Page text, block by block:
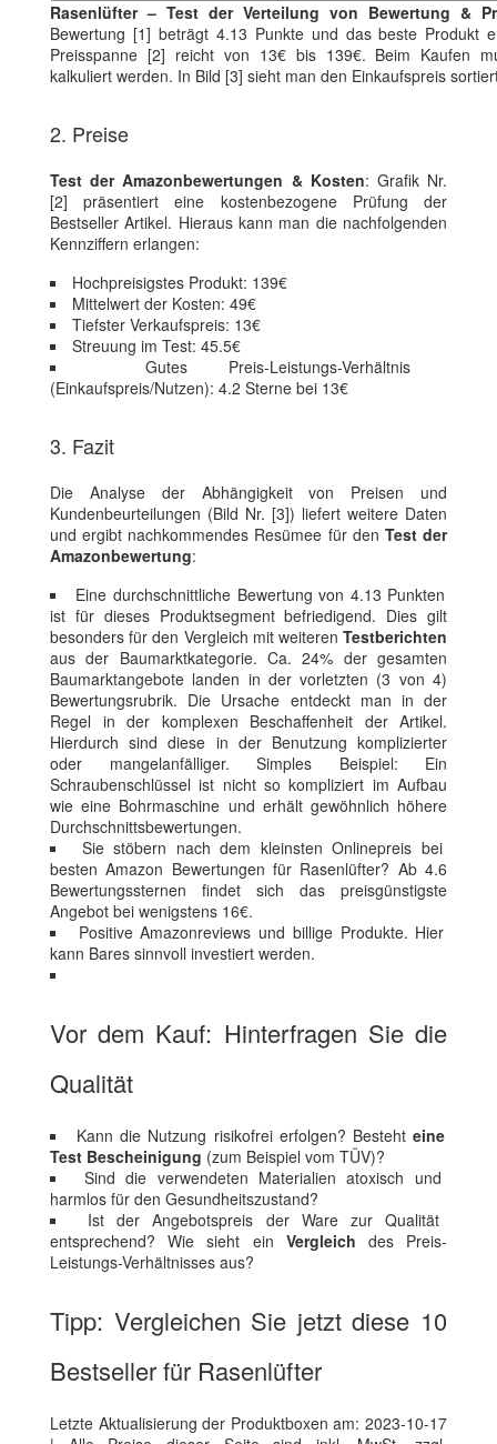
Rasenlüfter – Test der Verteilung von Bewertung &
Bewertung [1] beträgt 4.13 Punkte und das beste Produkt
Preisspanne [2] reicht von 13€ bis 139€. Beim Kaufen
kalkuliert werden. In Bild [3] sieht man den Einkaufspreis
2. Preise
Test der Amazonbewertungen & Kosten: Grafik Nr.
[2] präsentiert eine kostenbezogene Prüfung der
Bestseller Artikel. Hieraus kann man die nachfolgenden
Kennziffern erlangen:
Hochpreisigstes Produkt: 139€
Mittelwert der Kosten: 49€
Tiefster Verkaufspreis: 13€
Streuung im Test: 45.5€
Gutes Preis-Leistungs-Verhältnis
(Einkaufspreis/Nutzen): 4.2 Sterne bei 13€
3. Fazit
Die Analyse der Abhängigkeit von Preisen und
Kundenbeurteilungen (Bild Nr. [3]) liefert weitere Daten
und ergibt nachkommendes Resümee für den Test der
Amazonbewertung:
Eine durchschnittliche Bewertung von 4.13 Punkten
ist für dieses Produktsegment befriedigend. Dies gilt
besonders für den Vergleich mit weiteren Testberichten
aus der Baumarktkategorie. Ca. 24% der gesamten
Baumarktangebote landen in der vorletzten (3 von 4)
Bewertungsrubrik. Die Ursache entdeckt man in der
Regel in der komplexen Beschaffenheit der Artikel.
Hierdurch sind diese in der Benutzung komplizierter
oder mangelanfälliger. Simples Beispiel: Ein
Schraubenschlüssel ist nicht so kompliziert im Aufbau
wie eine Bohrmaschine und erhält gewöhnlich höhere
Durchschnittsbewertungen.
Sie stöbern nach dem kleinsten Onlinepreis bei
besten Amazon Bewertungen für Rasenlüfter? Ab 4.6
Bewertungssternen findet sich das preisgünstigste
Angebot bei wenigstens 16€.
Positive Amazonreviews und billige Produkte. Hier
kann Bares sinnvoll investiert werden.
Vor dem Kauf: Hinterfragen Sie die
Qualität
Kann die Nutzung risikofrei erfolgen? Besteht eine
Test Bescheinigung (zum Beispiel vom TÜV)?
Sind die verwendeten Materialien atoxisch und
harmlos für den Gesundheitszustand?
Ist der Angebotspreis der Ware zur Qualität
entsprechend? Wie sieht ein Vergleich des Preis-
Leistungs-Verhältnisses aus?
Tipp: Vergleichen Sie jetzt diese 10
Bestseller für Rasenlüfter
Letzte Aktualisierung der Produktboxen am: 2023-10-17